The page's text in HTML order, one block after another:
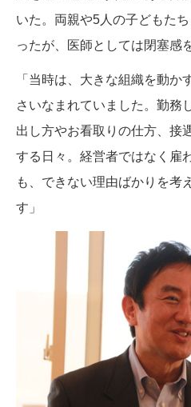
いた。両親や5人の子どもた
ったが、医師としては閉塞感
「当時は、大きな組織を動か
さいなまれていました。勤務
出し方やお看取りの仕方、接
する日々。経営者ではなく雇
も、できない理由ばかりを考
す」